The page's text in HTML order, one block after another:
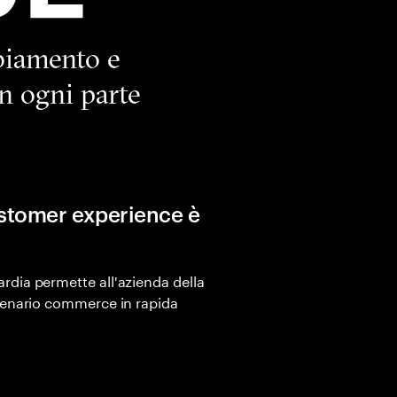
e
ogni parte
experience è
permette all'azienda della
commerce in rapida